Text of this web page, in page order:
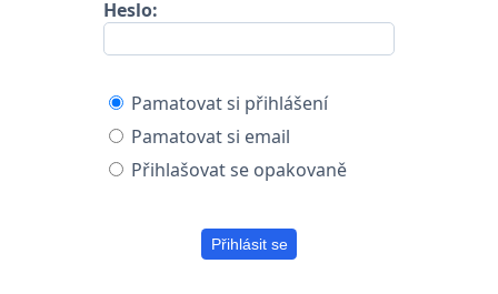
Heslo:
Pamatovat si přihlášení
Pamatovat si email
Přihlašovat se opakovaně
Přihlásit se